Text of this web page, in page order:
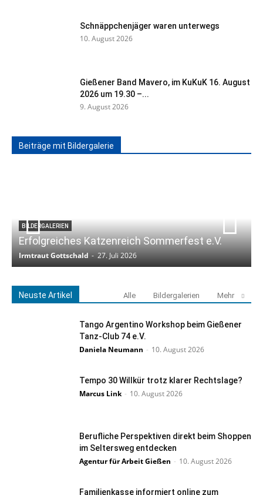
Schnäppchenjäger waren unterwegs
10. August 2026
Gießener Band Mavero, im KuKuK 16. August
2026 um 19.30 –...
9. August 2026
Beiträge mit Bildergalerie
BILDERGALERIEN
Erfolgreiches Katzenreich Sommerfest e.V.
Irmtraut Gottschald - 27. Juli 2026
Neuste Artikel Alle Bildergalerien Mehr
Tango Argentino Workshop beim Gießener
Tanz-Club 74 e.V.
Daniela Neumann - 10. August 2026
Tempo 30 Willkür trotz klarer Rechtslage?
Marcus Link - 10. August 2026
Berufliche Perspektiven direkt beim Shoppen
im Seltersweg entdecken
Agentur für Arbeit Gießen - 10. August 2026
Familienkasse informiert online zum